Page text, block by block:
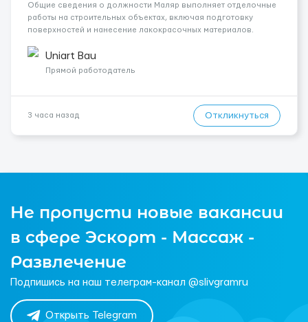
Общие сведения о должности Маляр выполняет отделочные
работы на строительных объектах, включая подготовку
поверхностей и нанесение лакокрасочных материалов.
профессионалов на месте, приглашения делаем только для
профессионалов с доказательным портф...
Uniart Bau
Прямой работодатель
3 часа назад Откликнуться
Не пропусти новые вакансии
в сфере Эскорт - Массаж -
Развлечение
Подпишись на наш телеграм-канал @slivgramru
Открыть Telegram